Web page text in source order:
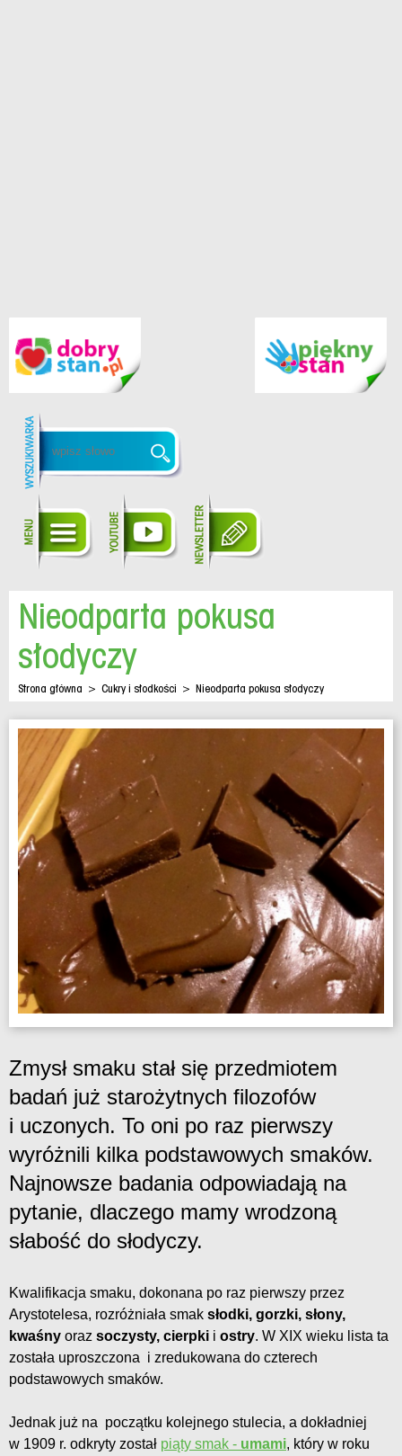
Nieodparta pokusa
słodyczy
Strona główna > Cukry i słodkości > Nieodparta pokusa słodyczy
Zmysł smaku stał się przedmiotem
badań już starożytnych filozofów
i uczonych. To oni po raz pierwszy
wyróżnili kilka podstawowych smaków.
Najnowsze badania odpowiadają na
pytanie, dlaczego mamy wrodzoną
słabość do słodyczy.
Kwalifikacja smaku, dokonana po raz pierwszy przez
Arystotelesa, rozróżniała smak słodki, gorzki, słony,
kwaśny oraz soczysty, cierpki i ostry. W XIX wieku lista ta
została uproszczona i zredukowana do czterech
podstawowych smaków.
Jednak już na początku kolejnego stulecia, a dokładniej
w 1909 r. odkryty został piąty smak - umami, który w roku